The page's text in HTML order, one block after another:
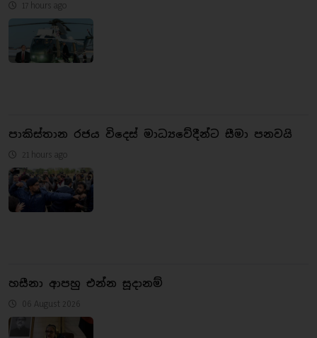
17 hours ago
පාකිස්තාන රජය විදෙස් මාධ්‍යවේදීන්ට සීමා පනවයි
21 hours ago
හසීනා ආපහු එන්න සූදානම්
06 August 2026